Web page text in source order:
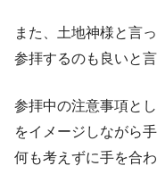
また、土地神様と言
参拝するのも良いと
参拝中の注意事項と
をイメージしながら
何も考えずに手を合